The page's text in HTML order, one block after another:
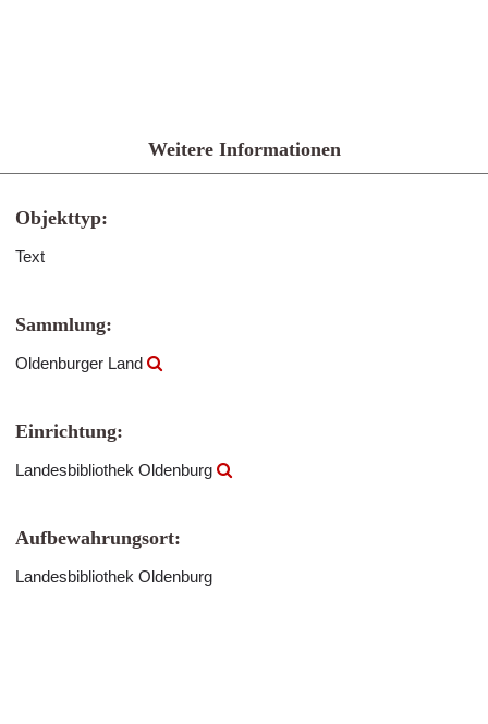
Weitere Informationen
Objekttyp:
Text
Sammlung:
Oldenburger Land
Einrichtung:
Landesbibliothek Oldenburg
Aufbewahrungsort:
Landesbibliothek Oldenburg